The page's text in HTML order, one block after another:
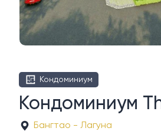
Кондоминиум
Кондоминиум
Бангтао - Лагуна